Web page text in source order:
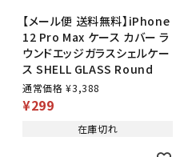
【メール便 送料無料】iPhone
12 Pro Max ケース カバー ラ
ウンドエッジガラスシェルケー
ス SHELL GLASS Round
通常価格 ¥3,388
¥299
在庫切れ